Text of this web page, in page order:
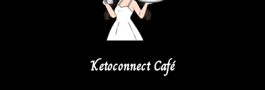
Ketoconnect Café